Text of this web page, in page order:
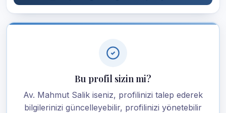
Bu profil sizin mi?
Av. Mahmut Salik iseniz, profilinizi talep ederek
bilgilerinizi güncelleyebilir, profilinizi yönetebilir